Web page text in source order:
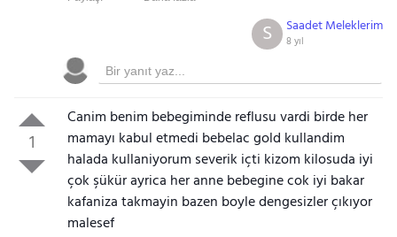
Saadet Meleklerim
8 yıl
S
1
Canim benim bebegiminde reflusu vardi birde her
mamayı kabul etmedi bebelac gold kullandim
halada kullaniyorum severik içti kizom kilosuda iyi
çok şükür ayrica her anne bebegine cok iyi bakar
kafaniza takmayin bazen boyle dengesizler çıkıyor
malesef